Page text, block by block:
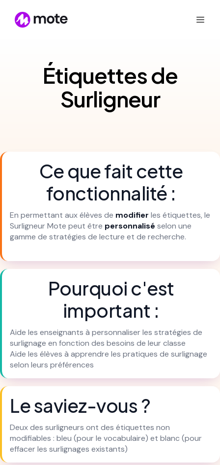
Étiquettes de
Surligneur
Ce que fait cette
fonctionnalité :
En permettant aux élèves de modifier les étiquettes, le
Surligneur Mote peut être personnalisé selon une
gamme de stratégies de lecture et de recherche.
Pourquoi c'est
important :
Aide les enseignants à personnaliser les stratégies de
surlignage en fonction des besoins de leur classe
Aide les élèves à apprendre les pratiques de surlignage
selon leurs préférences
Le saviez-vous ?
Deux des surligneurs ont des étiquettes non
modifiables : bleu (pour le vocabulaire) et blanc (pour
effacer les surlignages existants)